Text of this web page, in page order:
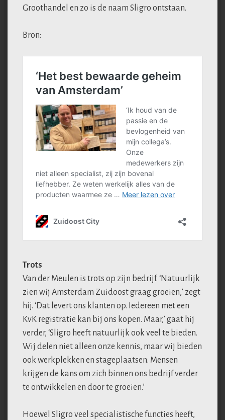
Groothandel en zo is de naam Sligro ontstaan.
Bron:
Trots
Van der Meulen is trots op zijn bedrijf. ‘Natuurlijk
zien wij Amsterdam Zuidoost graag groeien,’ zegt
hij. ‘Dat levert ons klanten op. Iedereen met een
KvK registratie kan bij ons kopen. Maar,’ gaat hij
verder, ‘Sligro heeft natuurlijk ook veel te bieden.
Wij delen niet alleen onze kennis, maar wij bieden
ook werkplekken en stageplaatsen. Mensen
krijgen de kans om zich binnen ons bedrijf verder
te ontwikkelen en door te groeien.’
Hoewel Sligro veel specialistische functies heeft,